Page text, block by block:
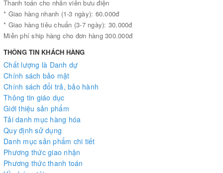
Thanh toán cho nhân viên bưu điện
* Giao hàng nhanh (1-3 ngày): 60.000đ
* Giao hàng tiêu chuẩn (3-7 ngày): 30.000đ
Miễn phí ship hàng cho đơn hàng 300.000đ
THÔNG TIN KHÁCH HÀNG
Chất lượng là Danh dự
Chính sách bảo mật
Chính sách đổi trả, bảo hành
Thông tin giáo dục
Giới thiệu sản phẩm
Tải danh mục hàng hóa
Quy định sử dụng
Danh mục sản phẩm chi tiết
Phương thức giao nhận
Phương thức thanh toán